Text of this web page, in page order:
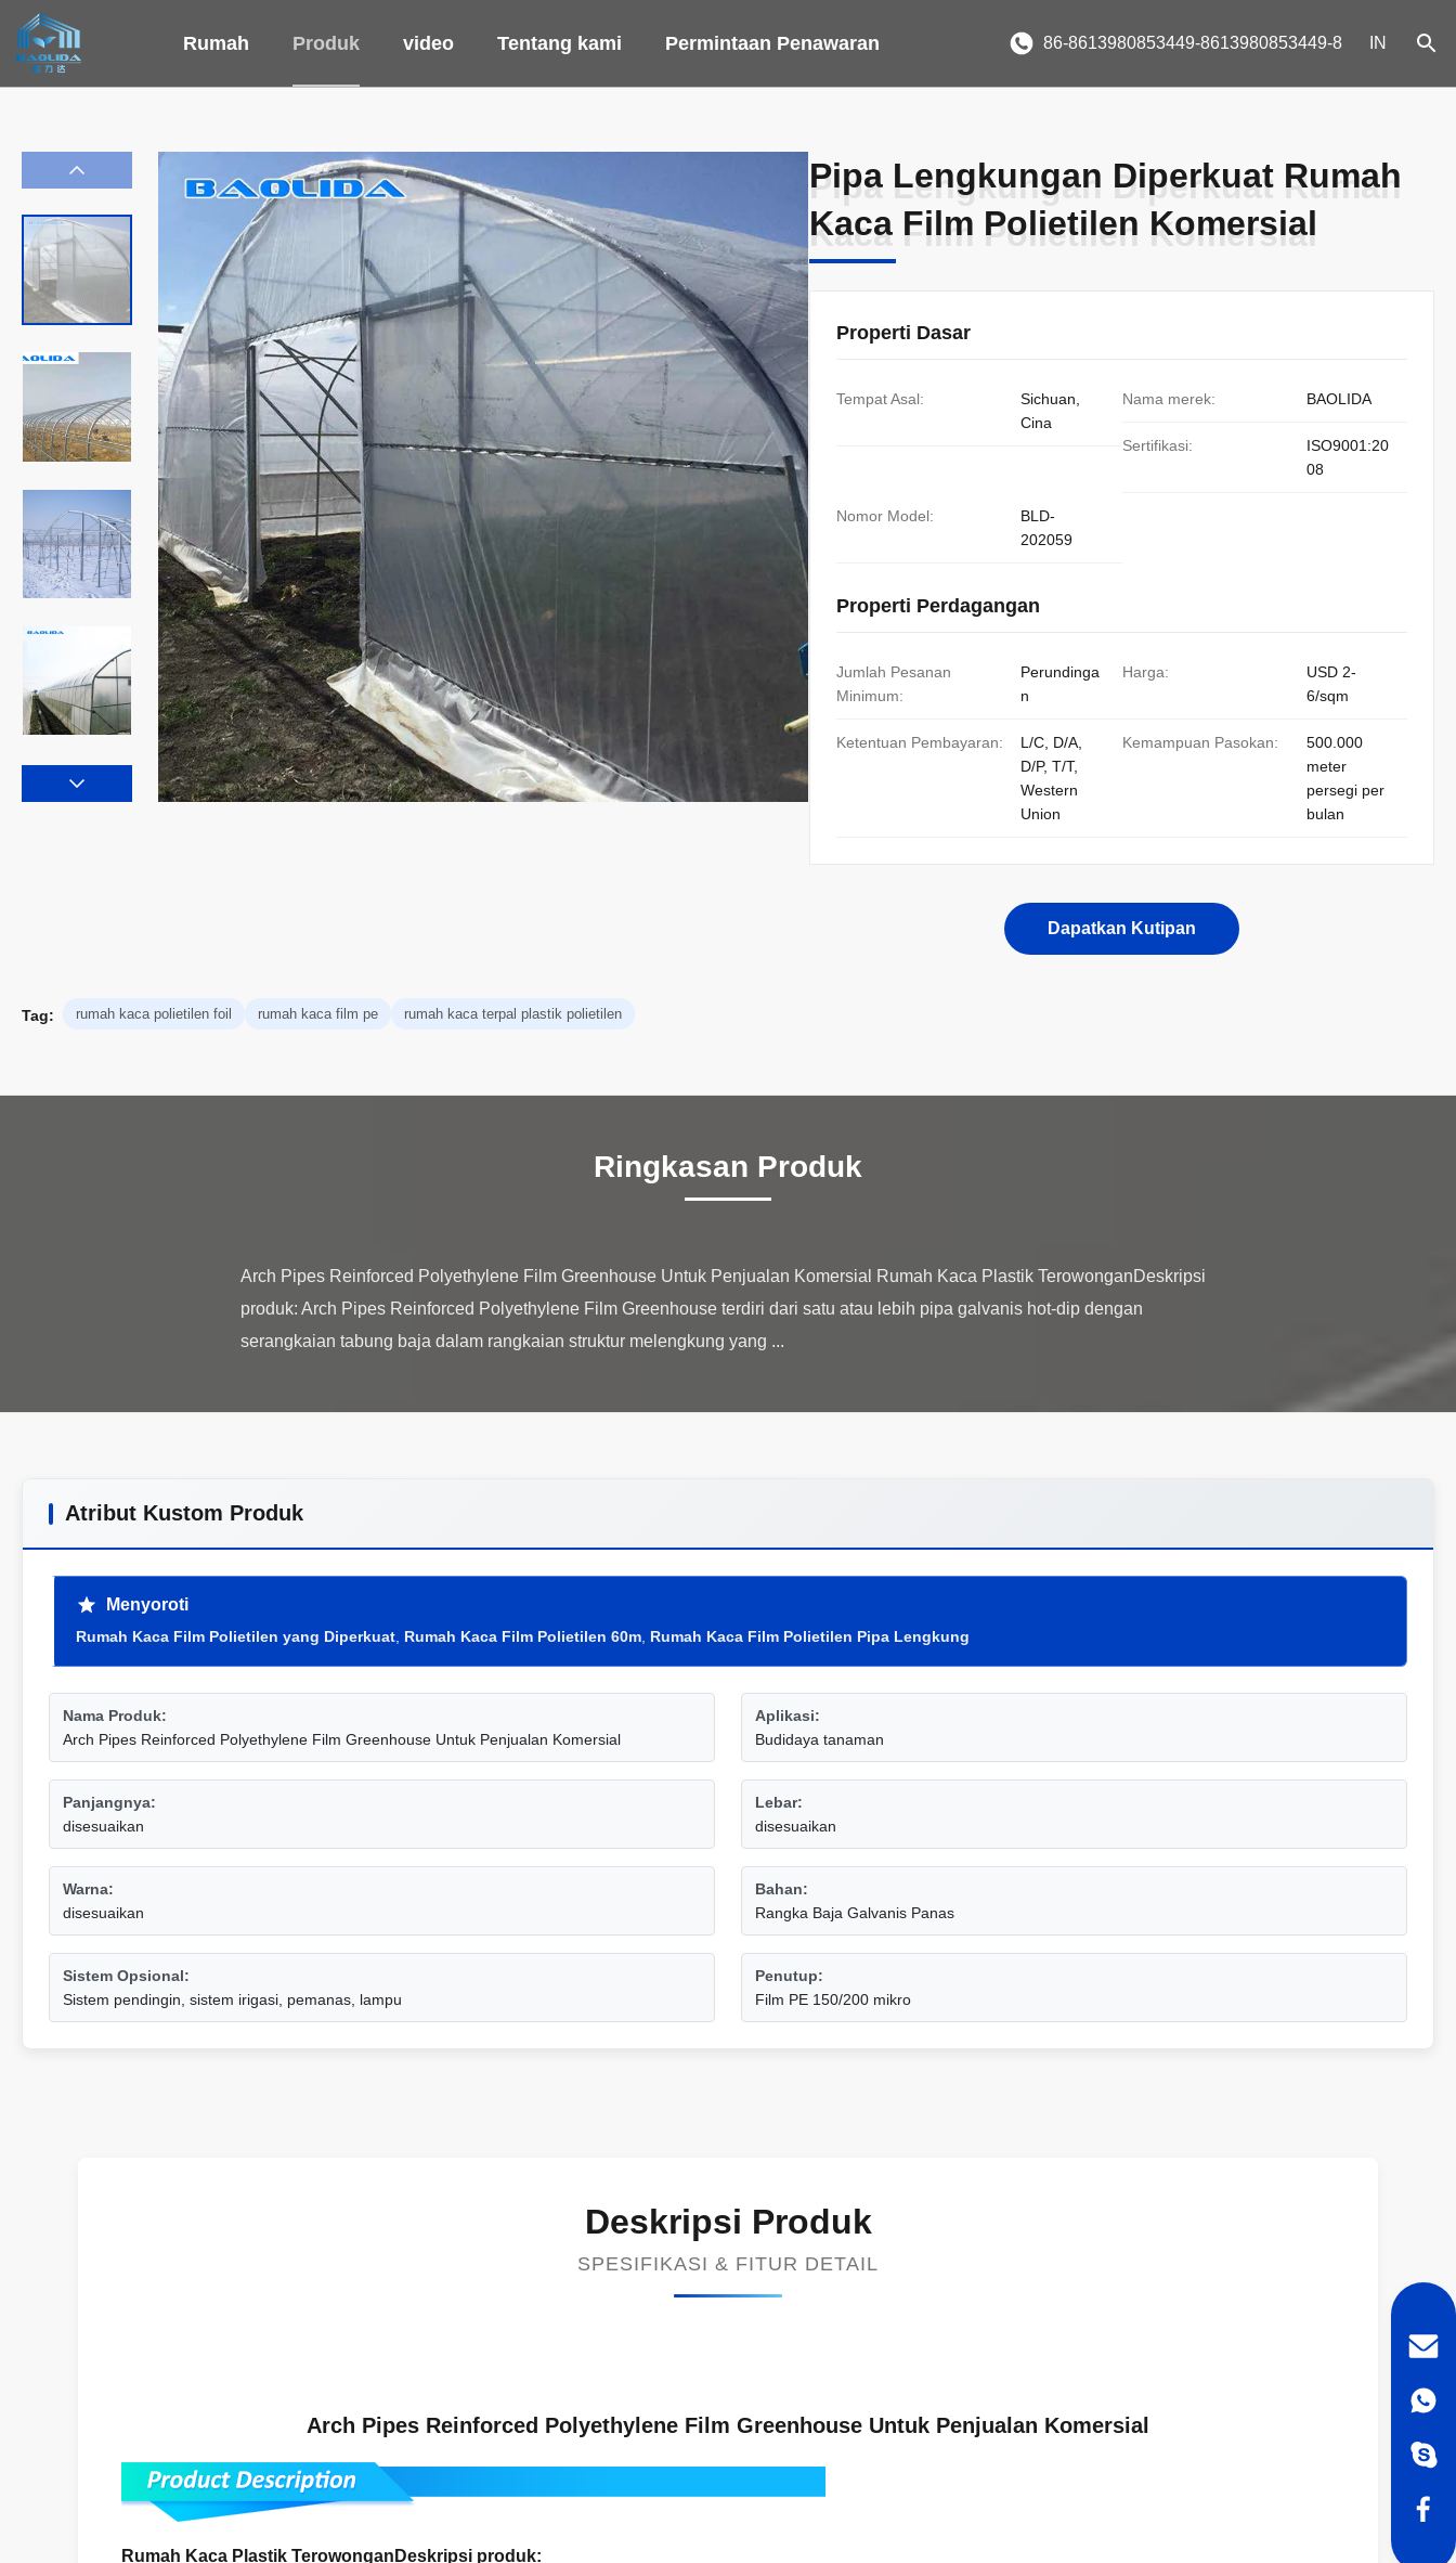
Rumah Produk video Tentang kami Permintaan Penawaran 86-8613980853449-8613980853449-8 IN
Pipa Lengkungan Diperkuat Rumah
Kaca Film Polietilen Komersial
Pipa Lengkungan Diperkuat Rumah
Kaca Film Polietilen Komersial
Properti Dasar
Tempat Asal:
Sichuan,
Cina
Nama merek: BAOLIDA
Sertifikasi:
ISO9001:20
08
Nomor Model:
BLD-
202059
Properti Perdagangan
Jumlah Pesanan
Minimum:
Perundinga
n
Harga:
USD 2-
6/sqm
Ketentuan Pembayaran:
L/C, D/A,
D/P, T/T,
Western
Union
Kemampuan Pasokan:
500.000
meter
persegi per
bulan
Dapatkan Kutipan
Tag: rumah kaca polietilen foil rumah kaca film pe rumah kaca terpal plastik polietilen
Ringkasan Produk
Arch Pipes Reinforced Polyethylene Film Greenhouse Untuk Penjualan Komersial Rumah Kaca Plastik TerowonganDeskripsi
produk: Arch Pipes Reinforced Polyethylene Film Greenhouse terdiri dari satu atau lebih pipa galvanis hot-dip dengan
Atribut Kustom Produk
Menyoroti
Rumah Kaca Film Polietilen yang Diperkuat Rumah Kaca Film Polietilen 60m Rumah Kaca Film Polietilen Pipa Lengkung
Nama Produk:
Arch Pipes Reinforced Polyethylene Film Greenhouse Untuk Penjualan Komersial
Aplikasi:
Budidaya tanaman
Panjangnya:
disesuaikan
Lebar:
disesuaikan
Warna:
disesuaikan
Bahan:
Rangka Baja Galvanis Panas
Sistem Opsional:
Sistem pendingin, sistem irigasi, pemanas, lampu
Penutup:
Film PE 150/200 mikro
Deskripsi Produk
SPESIFIKASI & FITUR DETAIL
Arch Pipes Reinforced Polyethylene Film Greenhouse Untuk Penjualan Komersial
Rumah Kaca Plastik Terowongan Deskripsi produk: